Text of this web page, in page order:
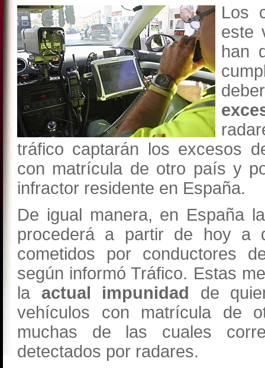
Los
este
han
tráfico captarán los excesos
con matrícula de otro país y
infractor residente en España.
De igual manera, en España
procederá a partir de hoy a
cometidos por conductores
según informó Tráfico. Estas
la actual impunidad de
vehículos con matrícula de
muchas de las cuales
detectados por radares.